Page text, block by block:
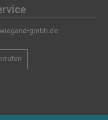
gmbh.de